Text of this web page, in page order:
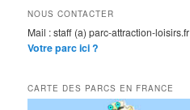
NOUS CONTACTER
Mail : staff (a) parc-attraction-loisirs.fr
Votre parc ici ?
CARTE DES PARCS EN FRANCE